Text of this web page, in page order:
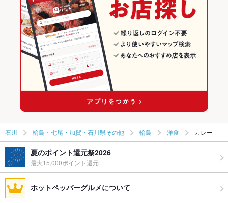
石川 輪島・七尾・加賀・石川県その他 輪島 洋食 カレー
夏のポイント還元祭2026
最大15,000ポイント還元
ホットペッパーグルメについて